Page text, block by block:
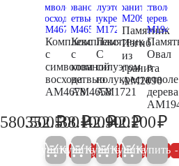
Комплекс
с
символом
восхода
AM4678
611.100
580.500₽
Купить 5%
Комплекс
с
кованой
ветвью
AM4658
371.100
352.500₽
Купить 5%
Памятник
С
силуэтом
полукреста
AM1721
40.100
38.100₽
Купить 5%
Памятник
Изгиб
из
гранита
AM2090
45.200
42.900₽
Купить 5%
Овал
в
стволе
дерева
42.200₽
Купить